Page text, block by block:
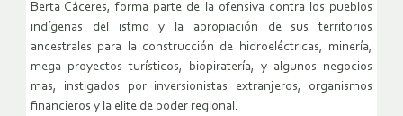
Berta Cáceres, forma parte de la ofensiva contra los pueblos
indígenas del istmo y la apropiación de sus territorios
ancestrales para la construcción de hidroeléctricas, minería,
mega proyectos turísticos, biopiratería, y algunos negocios
mas, instigados por inversionistas extranjeros, organismos
financieros y la elite de poder regional.